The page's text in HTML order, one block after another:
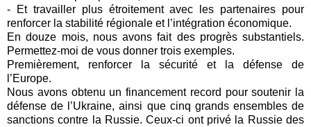
- Et travailler plus étroitement avec les partenaires pour
renforcer la stabilité régionale et l’intégration économique.
En douze mois, nous avons fait des progrès substantiels.
Permettez-moi de vous donner trois exemples.
Premièrement, renforcer la sécurité et la défense de
l’Europe.
Nous avons obtenu un financement record pour soutenir la
défense de l’Ukraine, ainsi que cinq grands ensembles de
sanctions contre la Russie. Ceux-ci ont privé la Russie des